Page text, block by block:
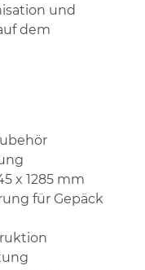
und
dem
x 1285 mm
für Gepäck